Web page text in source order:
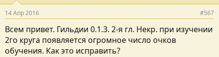
14 Апр 2016 #567
Всем привет. Гильдии 0.1.3. 2-я гл. Некр. при изучении
2го круга появляется огромное число очков
обучения. Как это исправить?